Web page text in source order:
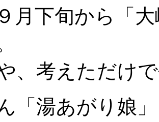
月下旬から「
、考えただけ
「湯あがり娘